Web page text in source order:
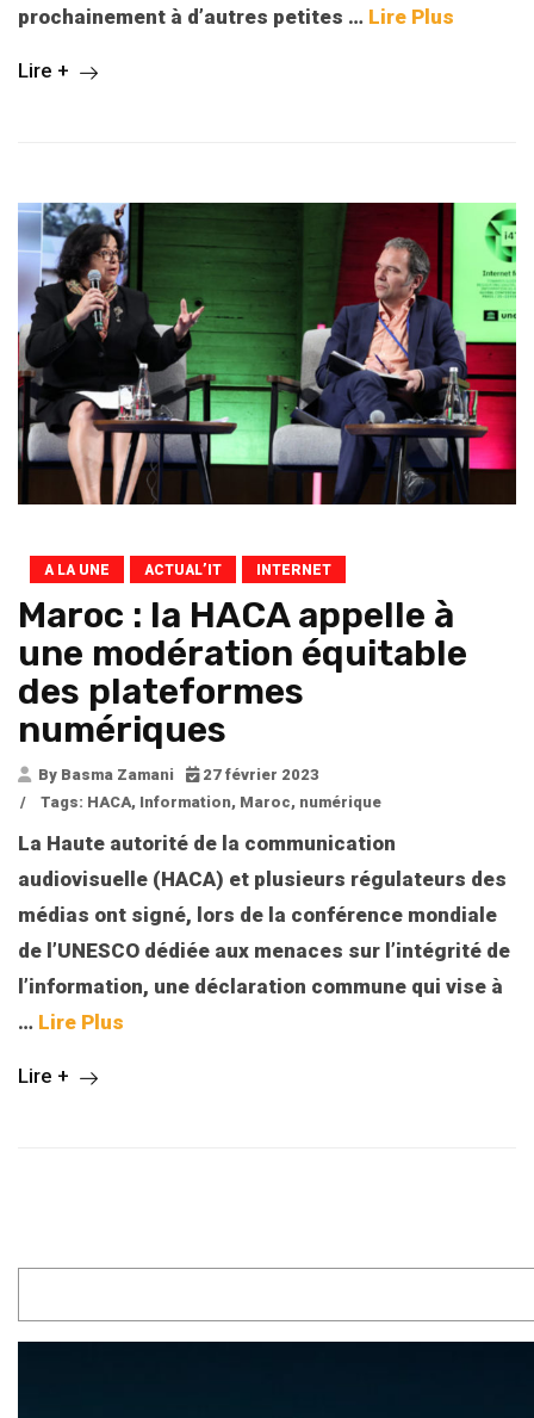
prochainement à d’autres petites … Lire Plus
Lire +
A LA UNE ACTUAL’IT INTERNET
Maroc : la HACA appelle à
une modération équitable
des plateformes
numériques
By Basma Zamani
27 février 2023
/
Tags: HACA, Information, Maroc, numérique
La Haute autorité de la communication
audiovisuelle (HACA) et plusieurs régulateurs des
médias ont signé, lors de la conférence mondiale
de l’UNESCO dédiée aux menaces sur l’intégrité de
l’information, une déclaration commune qui vise à
… Lire Plus
Lire +